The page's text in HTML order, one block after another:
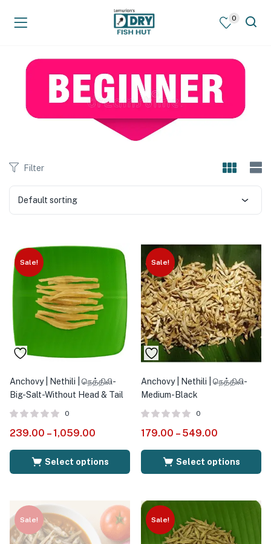
0
Filter
Default sorting
Sale!
Anchovy | Nethili | நெத்திலி-
Big-Salt-Without Head & Tail
0
239.00 – 1,059.00
Select options
Sale!
Anchovy | Nethili | நெத்திலி-
Medium-Black
0
179.00 – 549.00
Select options
Sale! Sale!